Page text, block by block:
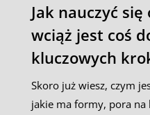
Jak nauczyć
wciąż jest coś
kluczowych
Skoro już wiesz, czym
jakie ma formy, pora